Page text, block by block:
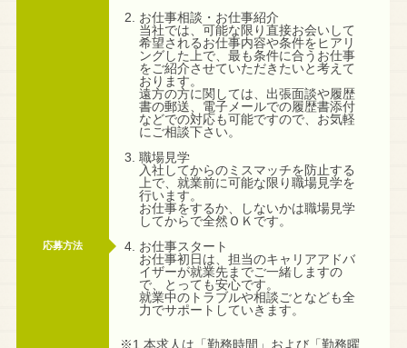
応募方法
お仕事相談・お仕事紹介
当社では、可能な限り直接お会いして
希望されるお仕事内容や条件をヒアリ
ングした上で、最も条件に合うお仕事
をご紹介させていただきたいと考えて
おります。
遠方の方に関しては、出張面談や履歴
書の郵送、電子メールでの履歴書添付
などでの対応も可能ですので、お気軽
にご相談下さい。
職場見学
入社してからのミスマッチを防止する
上で、就業前に可能な限り職場見学を
行います。
お仕事をするか、しないかは職場見学
してからで全然ＯＫです。
お仕事スタート
お仕事初日は、担当のキャリアアドバ
イザーが就業先までご一緒しますの
で、とっても安心です。
就業中のトラブルや相談ごとなども全
力でサポートしていきます。
※1 本求人は「勤務時間」および「勤務曜